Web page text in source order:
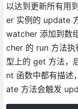
以达到更新所有用
er 实例的 update
watcher 添加到数
cher 的 run 方法执
型上的 get 方法，
nt 函数中都有描述
ate 方法会触发